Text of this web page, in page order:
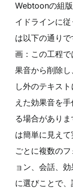
Webtoonの組
イドラインに
は以下の通り
画：この工程
果音から削除
し外のテキス
えた効果音を
る場合があり
は簡単に見え
ごとに複数の
ョン、会話、
に選びことで